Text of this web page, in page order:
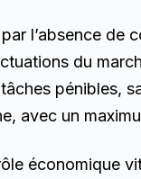
l’absence
du
pénibles,
avec un